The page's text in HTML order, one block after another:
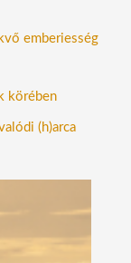
emberiesség
körében
(h)arca